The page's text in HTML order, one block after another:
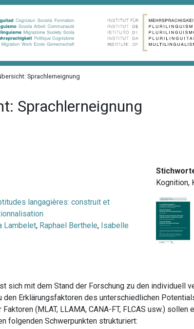
Sprachlerneignung
Sprachlerneignung
Kognition,
langagières: construit et
Lambelet, Raphael Berthele, Isabelle
sich mit dem Stand der Forschung zu den individuell
den Erklärungsfaktoren des unterschiedlichen
(MLAT, LLAMA, CANA-FT, FLCAS usw.)
folgenden Schwerpunkten strukturiert: